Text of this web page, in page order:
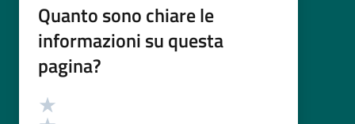
Quanto sono chiare le
informazioni su questa
pagina?
Valutazione